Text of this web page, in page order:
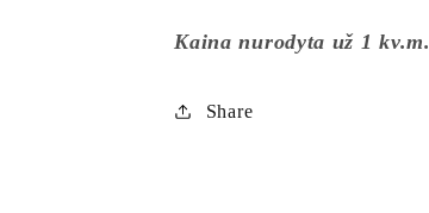
Kaina nurodyta už 1 kv.m.
Share